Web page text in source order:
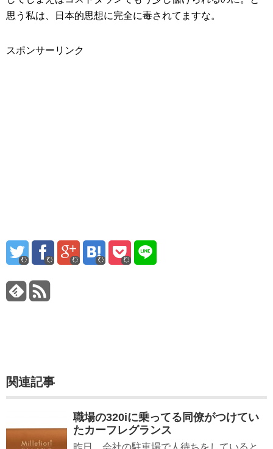
思う私は、日本的思想に完全に毒されてますな。
スポンサーリンク
関連記事
職場の320iに乗ってる同僚がつけてい
たカーフレグランス
昨日、会社の駐車場で人待ちをしていると